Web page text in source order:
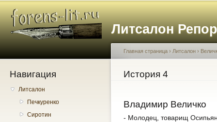
Литсалон
Навигация
Литсалон
Печкуренко
Сиротин
Вы здесь
Главная страница › Литсалон ›
История 4
Владимир Величко
- Молодец, товарищ